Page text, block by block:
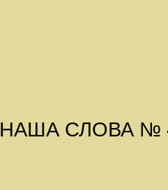
НАША СЛОВА № 46